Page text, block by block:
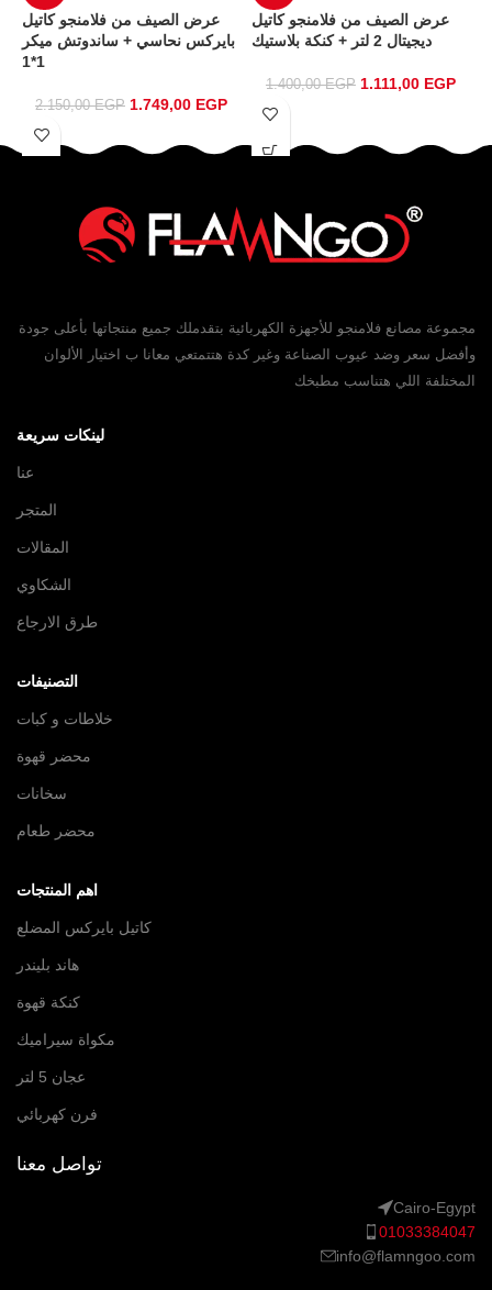
عرض الصيف من فلامنجو كاتيل
بايركس نحاسي + ساندوتش ميكر
1*1
2.150,00EGP 1.749,00 EGP
عرض الصيف من فلامنجو كاتيل
ديجيتال 2 لتر + كنكة بلاستيك
1.400,00EGP 1.111,00 EGP
مجموعة مصانع فلامنجو للأجهزة الكهربائية بتقدملك جميع منتجاتها بأعلى جودة
وأفضل سعر وضد عيوب الصناعة وغير كدة هتتمتعي معانا ب اختيار الألوان
المختلفة اللي هتناسب مطبخك
لينكات سريعة
عنا
المتجر
المقالات
الشكاوي
طرق الارجاع
التصنيفات
خلاطات و كبات
محضر قهوة
سخانات
محضر طعام
اهم المنتجات
كاتيل بايركس المضلع
هاند بليندر
كنكة قهوة
مكواة سيراميك
عجان 5 لتر
فرن كهربائي
تواصل معنا
Cairo-Egypt
01033384047
info@flamngoo.com